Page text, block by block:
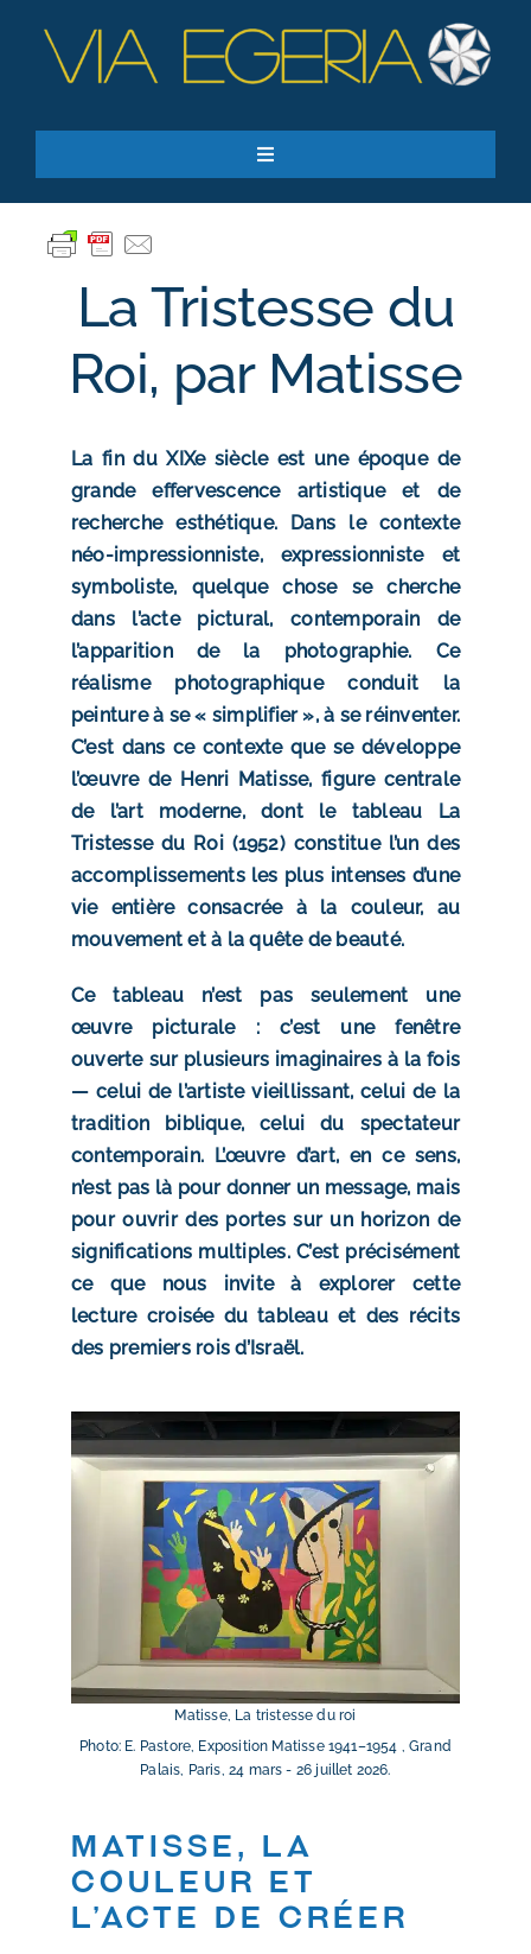
contenu
Toggle
Accueil
Ressources
Qui sommes-nous ?
RECHERCHER:
S’inscrire à la newsletter
La Tristesse du
Roi, par Matisse
La fin du XIXe siècle est une époque de
grande effervescence artistique et de
recherche esthétique. Dans le contexte
néo-impressionniste, expressionniste et
symboliste, quelque chose se cherche
dans l’acte pictural, contemporain de
l’apparition de la photographie. Ce
réalisme photographique conduit la
peinture à se « simplifier », à se réinventer.
C’est dans ce contexte que se développe
l’œuvre de Henri Matisse, figure centrale
de l’art moderne, dont le tableau La
Tristesse du Roi (1952) constitue l’un des
accomplissements les plus intenses d’une
vie entière consacrée à la couleur, au
mouvement et à la quête de beauté.
Ce tableau n’est pas seulement une
œuvre picturale : c’est une fenêtre
ouverte sur plusieurs imaginaires à la fois
— celui de l’artiste vieillissant, celui de la
tradition biblique, celui du spectateur
contemporain. L’œuvre d’art, en ce sens,
n’est pas là pour donner un message, mais
pour ouvrir des portes sur un horizon de
significations multiples. C’est précisément
ce que nous invite à explorer cette
lecture croisée du tableau et des récits
des premiers rois d’Israël.
Matisse, La tristesse du roi
Photo: E. Pastore, Exposition Matisse 1941–1954 , Grand
Palais, Paris, 24 mars - 26 juillet 2026.
Matisse, la
couleur et
l’acte de créer